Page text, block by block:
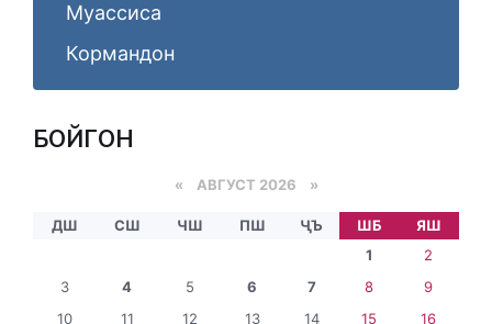
Муассиса
Кормандон
БОЙГОНӢ
« АВГУСТ 2026 »
ДШ СШ ЧШ ПШ ҶЪ ШБ
ЯШ
1
2
3
4 5 6 7 8
9
10
11 12 13 14 15
16